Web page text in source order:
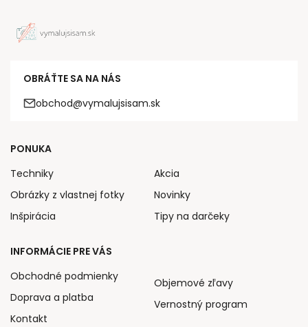
OBRÁŤTE SA NA NÁS
obchod@vymalujsisam.sk
PONUKA
Techniky
Obrázky z vlastnej fotky
Inšpirácia
Akcia
Novinky
Tipy na darčeky
INFORMÁCIE PRE VÁS
Obchodné podmienky
Doprava a platba
Kontakt
Objemové zľavy
Vernostný program